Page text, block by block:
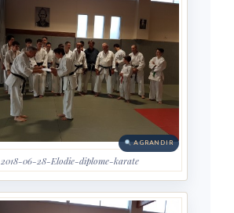
AGRANDIR
2018-06-28-Elodie-diplome-karate